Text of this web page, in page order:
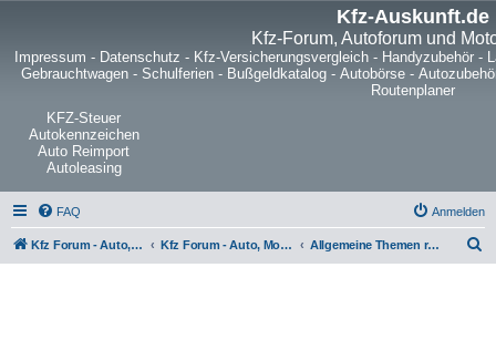
Kfz-Auskunft.de
Kfz-Forum, Autoforum und
Impressum - Datenschutz - Kfz-Versicherungsvergleich - Handyzubehör -
Gebrauchtwagen- Schulferien- Bußgeldkatalog- Autobörse-
Routenplaner
KFZ-Steuer
Autokennzeichen
Auto Reimport
Autoleasing
FAQ Anmelden
Kfz Forum - Auto, Motorrad und LKW Kfz Forum - Auto, Motorrad und LKW Allgemeine Themen rund um Fahrräder, Pedelecs, Rennräder, Mountainbikes oder Trekkingräder